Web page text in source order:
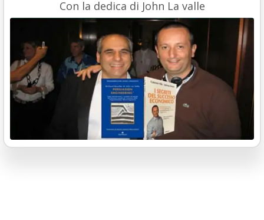
Con la dedica di John La valle